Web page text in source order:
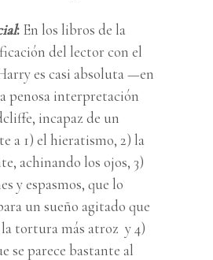
: En los libros de la
del lector con el
es casi absoluta —en
penosa interpretación
incapaz de un
a 1) el hieratismo, 2) la
achinando los ojos, 3)
y espasmos, que lo
un sueño agitado que
tortura más atroz y 4)
se parece bastante al